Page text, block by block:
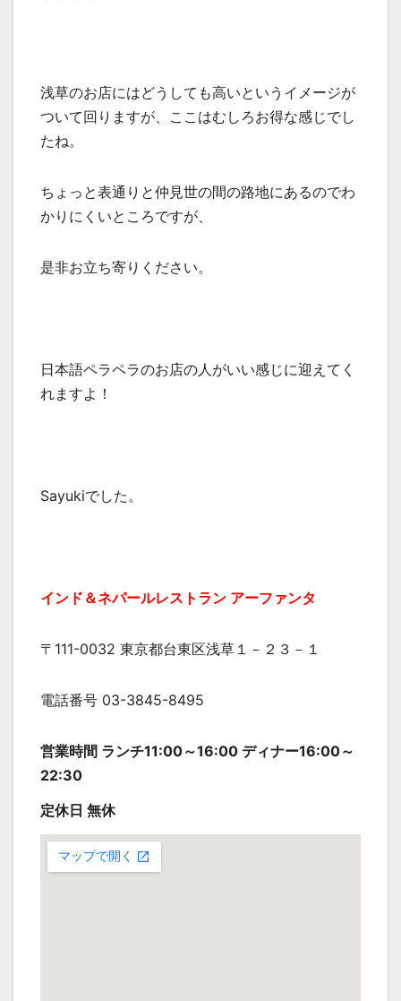
浅草のお店にはどうしても高いというイメージが
ついて回りますが、ここはむしろお得な感じでし
たね。
ちょっと表通りと仲見世の間の路地にあるのでわ
かりにくいところですが、
是非お立ち寄りください。
日本語ペラペラのお店の人がいい感じに迎えてく
れますよ！
Sayukiでした。
インド＆ネパールレストラン アーファンタ
〒111-0032 東京都台東区浅草１－２３－１
電話番号 03-3845-8495
営業時間 ランチ11:00～16:00 ディナー16:00～
22:30
定休日 無休